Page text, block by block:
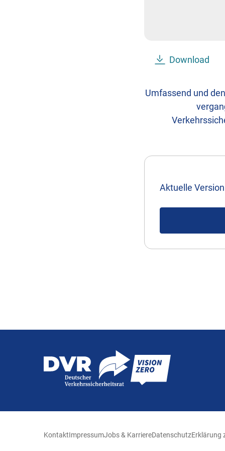
Download
Umfassend und
Aktuelle
KontaktImpressumJobs & KarriereDatenschutzErklärung